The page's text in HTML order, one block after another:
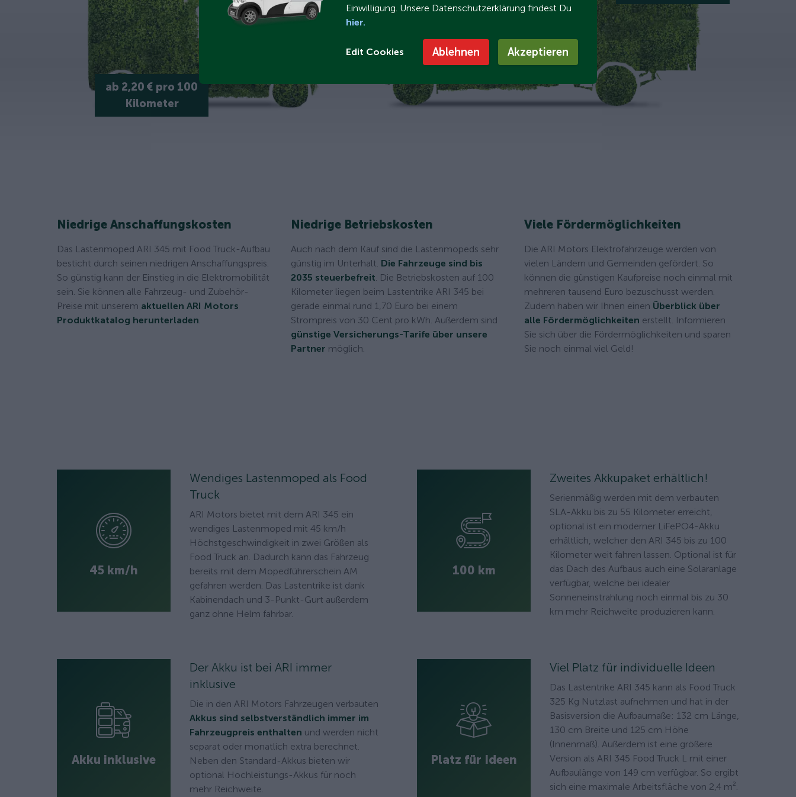
ab 2,20 € pro 100
Kilometer
Niedrige Anschaffungskosten
Das Lastenmoped ARI 345 mit Food Truck-Aufbau
besticht durch seinen niedrigen Anschaffungspreis.
So günstig kann der Einstieg in die Elektromobilität
sein. Sie können alle Fahrzeug- und Zubehör-
Preise mit unserem aktuellen ARI Motors
Produktkatalog herunterladen.
Niedrige Betriebskosten
Auch nach dem Kauf sind die Lastenmopeds sehr
günstig im Unterhalt. Die Fahrzeuge sind bis
2035 steuerbefreit. Die Betriebskosten auf 100
Kilometer liegen beim Lastentrike ARI 345 bei
gerade einmal rund 1,70 Euro bei einem
Strompreis von 30 Cent pro kWh. Außerdem sind
günstige Versicherungs-Tarife über unsere
Partner möglich.
Viele Fördermöglichkeiten
Die ARI Motors Elektrofahrzeuge werden von
vielen Ländern und Gemeinden gefördert. So
können die günstigen Kaufpreise noch einmal mit
mehreren tausend Euro bezuschusst werden.
Zudem haben wir Ihnen einen Überblick über
alle Fördermöglichkeiten erstellt. Informieren
Sie sich über die Fördermöglichkeiten und sparen
Sie noch einmal viel Geld!
45 km/h
Wendiges Lastenmoped als Food
Truck
ARI Motors bietet mit dem ARI 345 ein
wendiges Lastenmoped mit 45 km/h
Höchstgeschwindigkeit in zwei Größen als
Food Truck an. Dadurch kann das Fahrzeug
bereits mit dem Mopedführerschein AM
gefahren werden. Das Lastentrike ist dank
Kabinendach und 3-Punkt-Gurt außerdem
ganz ohne Helm fahrbar.
100 km
Zweites Akkupaket erhältlich!
Serienmäßig werden mit dem verbauten
SLA-Akku bis zu 55 Kilometer erreicht,
optional ist ein moderner LiFePO4-Akku
erhältlich, welcher den ARI 345 bis zu 100
Kilometer weit fahren lassen. Optional ist für
das Dach des Aufbaus auch eine Solaranlage
verfügbar, welche bei idealer
Sonneneinstrahlung noch einmal bis zu 30
km mehr Reichweite produzieren kann.
Akku inklusive
Der Akku ist bei ARI immer
inklusive
Die in den ARI Motors Fahrzeugen verbauten
Akkus sind selbstverständlich immer im
Fahrzeugpreis enthalten und werden nicht
separat oder monatlich extra berechnet.
Neben den Standard-Akkus bieten wir
optional Hochleistungs-Akkus für noch
mehr Reichweite.
Platz für Ideen
Viel Platz für individuelle Ideen
Das Lastentrike ARI 345 kann als Food Truck
325 Kg Nutzlast aufnehmen und hat in der
Basisversion die Aufbaumaße: 132 cm Länge,
130 cm Breite und 125 cm Höhe
(Innenmaß). Außerdem ist eine größere
Version als ARI 345 Food Truck L mit einer
Aufbaulänge von 149 cm verfügbar. So ergibt
sich eine maximale Arbeitsfläche von 2,4 m².
Einwilligung. Unsere Datenschutzerklärung findest Du
hier.
Edit Cookies Ablehnen Akzeptieren